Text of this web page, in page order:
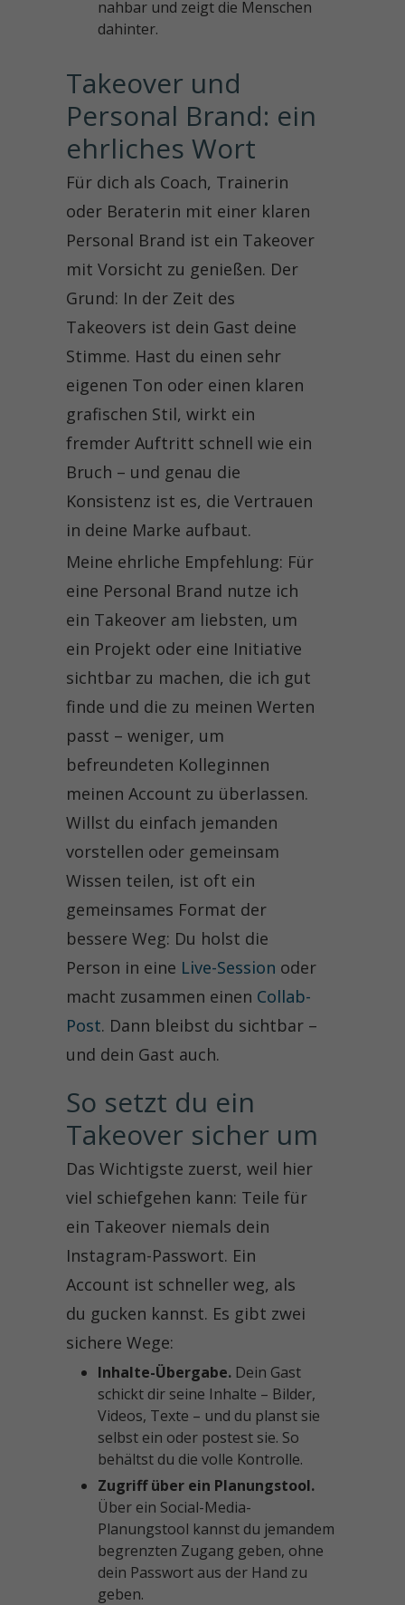
nahbar und zeigt die Menschen
dahinter.
Takeover und
Personal Brand: ein
ehrliches Wort
Für dich als Coach, Trainerin
oder Beraterin mit einer klaren
Personal Brand ist ein Takeover
mit Vorsicht zu genießen. Der
Grund: In der Zeit des
Takeovers ist dein Gast deine
Stimme. Hast du einen sehr
eigenen Ton oder einen klaren
grafischen Stil, wirkt ein
fremder Auftritt schnell wie ein
Bruch – und genau die
Konsistenz ist es, die Vertrauen
in deine Marke aufbaut.
Meine ehrliche Empfehlung: Für
eine Personal Brand nutze ich
ein Takeover am liebsten, um
ein Projekt oder eine Initiative
sichtbar zu machen, die ich gut
finde und die zu meinen Werten
passt – weniger, um
befreundeten Kolleginnen
meinen Account zu überlassen.
Willst du einfach jemanden
vorstellen oder gemeinsam
Wissen teilen, ist oft ein
gemeinsames Format der
bessere Weg: Du holst die
Person in eine Live-Session oder
macht zusammen einen Collab-
Post. Dann bleibst du sichtbar –
und dein Gast auch.
So setzt du ein
Takeover sicher um
Das Wichtigste zuerst, weil hier
viel schiefgehen kann: Teile für
ein Takeover niemals dein
Instagram-Passwort. Ein
Account ist schneller weg, als
du gucken kannst. Es gibt zwei
sichere Wege:
Inhalte-Übergabe. Dein Gast
schickt dir seine Inhalte – Bilder,
Videos, Texte – und du planst sie
selbst ein oder postest sie. So
behältst du die volle Kontrolle.
Zugriff über ein Planungstool.
Über ein Social-Media-
Planungstool kannst du jemandem
begrenzten Zugang geben, ohne
dein Passwort aus der Hand zu
geben.